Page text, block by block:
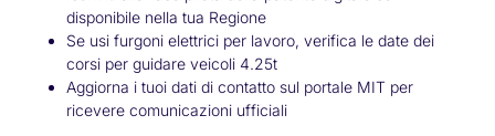
disponibile nella tua Regione
Se usi furgoni elettrici per lavoro, verifica le date dei
corsi per guidare veicoli 4.25t
Aggiorna i tuoi dati di contatto sul portale MIT per
ricevere comunicazioni ufficiali